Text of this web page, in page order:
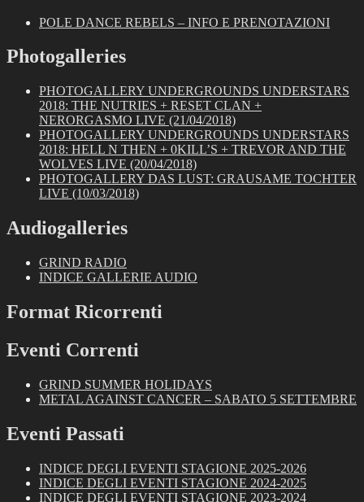
POLE DANCE REBELS – INFO E PRENOTAZIONI
Photogalleries
PHOTOGALLERY UNDERGROUNDS UNDERSTARS
2018: THE NUTRIES + RESET CLAN +
NERORGASMO LIVE (21/04/2018)
PHOTOGALLERY UNDERGROUNDS UNDERSTARS
2018: HELL N THEN + 0KILL’S + TREVOR AND THE
WOLVES LIVE (20/04/2018)
PHOTOGALLERY DAS LUST: GRAUSAME TOCHTER
LIVE (10/03/2018)
Audiogalleries
GRIND RADIO
INDICE GALLERIE AUDIO
Format Ricorrenti
Eventi Correnti
GRIND SUMMER HOLIDAYS
METAL AGAINST CANCER – SABATO 5 SETTEMBRE
Eventi Passati
INDICE DEGLI EVENTI STAGIONE 2025-2026
INDICE DEGLI EVENTI STAGIONE 2024-2025
INDICE DEGLI EVENTI STAGIONE 2023-2024